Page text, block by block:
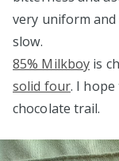
very uniform
slow.
85% Milkboy is
solid four. I
chocolate trail.